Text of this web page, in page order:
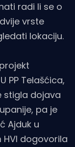
radi li se o
vrste
lokaciju.
PP Telašćica,
stigla dojava
pa je
Ajduk u
dogovorila